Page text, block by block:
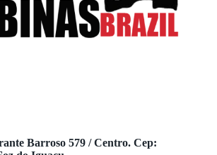
Barroso 579 / Centro. Cep: